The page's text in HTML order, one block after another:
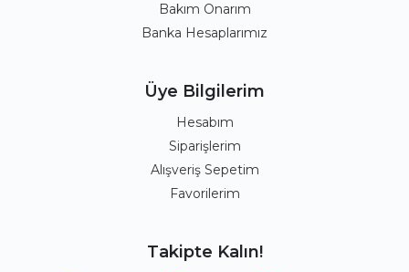
Bakım Onarım
Banka Hesaplarımız
Üye Bilgilerim
Hesabım
Siparişlerim
Alışveriş Sepetim
Favorilerim
Takipte Kalın!